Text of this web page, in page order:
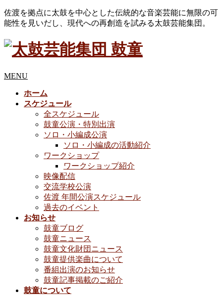
佐渡を拠点に太鼓を中心とした伝統的な音楽芸能に無限の可
能性を見いだし、現代への再創造を試みる太鼓芸能集団。
MENU
ホーム
スケジュール
全スケジュール
鼓童公演・特別出演
ソロ・小編成公演
ソロ・小編成の活動紹介
ワークショップ
ワークショップ紹介
映像配信
交流学校公演
佐渡 年間公演スケジュール
過去のイベント
お知らせ
鼓童ブログ
鼓童ニュース
鼓童文化財団ニュース
鼓童提供楽曲について
番組出演のお知らせ
鼓童記事掲載のご紹介
鼓童について